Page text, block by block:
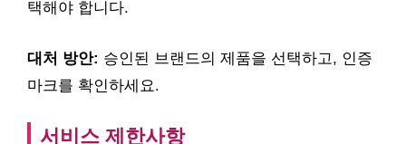
택해야 합니다.
대처 방안: 승인된 브랜드의 제품을 선택하고, 인증
마크를 확인하세요.
서비스 제한사항